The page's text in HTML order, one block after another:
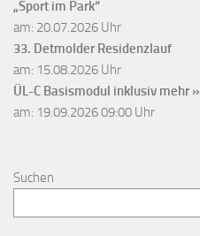
„Sport im Park“
am: 20.07.2026 Uhr
33. Detmolder Residenzlauf
am: 15.08.2026 Uhr
ÜL-C Basismodul inklusiv mehr »
am: 19.09.2026 09:00 Uhr
Suchen